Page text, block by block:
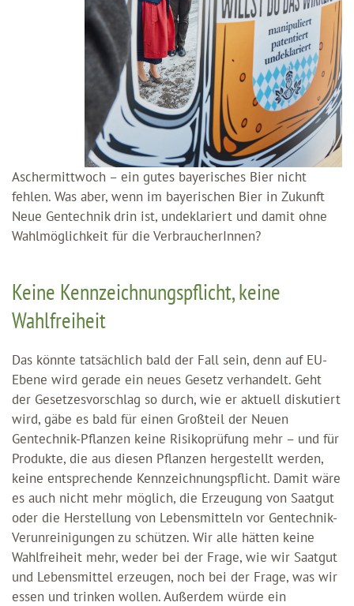
Aschermittwoch – ein gutes bayerisches Bier nicht
fehlen. Was aber, wenn im bayerischen Bier in Zukunft
Neue Gentechnik drin ist, undeklariert und damit ohne
Wahlmöglichkeit für die VerbraucherInnen?
Keine Kennzeichnungspflicht, keine
Wahlfreiheit
Das könnte tatsächlich bald der Fall sein, denn auf EU-
Ebene wird gerade ein neues Gesetz verhandelt. Geht
der Gesetzesvorschlag so durch, wie er aktuell diskutiert
wird, gäbe es bald für einen Großteil der Neuen
Gentechnik-Pflanzen keine Risikoprüfung mehr – und für
Produkte, die aus diesen Pflanzen hergestellt werden,
keine entsprechende Kennzeichnungspflicht. Damit wäre
es auch nicht mehr möglich, die Erzeugung von Saatgut
oder die Herstellung von Lebensmitteln vor Gentechnik-
Verunreinigungen zu schützen. Wir alle hätten keine
Wahlfreiheit mehr, weder bei der Frage, wie wir Saatgut
und Lebensmittel erzeugen, noch bei der Frage, was wir
essen und trinken wollen. Außerdem würde ein